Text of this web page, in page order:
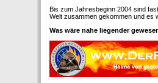
Bis zum Jahresbeginn 2004 sind
Welt zusammen gekommen und es
Was wäre nahe liegender